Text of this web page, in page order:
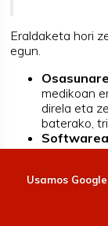
Eraldaketa hori
egun.
medikoan
direla eta
baterako,
lagunduko
nahiz
moduan
Usamos